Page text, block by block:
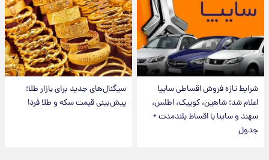
شرایط تازه فروش اقساطی سایپا
اعلام شد؛ شاهین، کوییک، اطلس،
سهند و ساینا با اقساط بلندمدت +
جدول
سیگنال‌های جدید برای بازار طلا؛
پیش‌بینی قیمت سکه و طلا فردا